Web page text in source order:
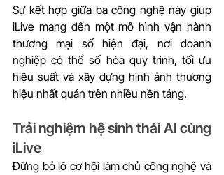
Sự kết hợp giữa ba công nghệ này giúp
iLive mang đến một mô hình vận hành
thương mại số hiện đại, nơi doanh
nghiệp có thể số hóa quy trình, tối ưu
hiệu suất và xây dựng hình ảnh thương
hiệu nhất quán trên nhiều nền tảng.
Trải nghiệm hệ sinh thái AI cùng
iLive
Đừng bỏ lỡ cơ hội làm chủ công nghệ và